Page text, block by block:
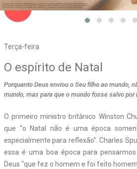
Terça-feira
navigate_before
O espírito de Natal
Porquanto Deus enviou o Seu filho ao mundo,
mundo, mas para que o mundo fosse salvo por
O primeiro ministro britânico Winston
que “o Natal não é uma época
especialmente para reflexão”. Charles
essa é uma boa época para
Deus “que fez o homem e foi feito